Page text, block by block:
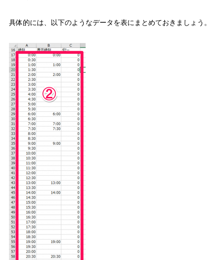
具体的には、以下のようなデータを表にまとめておきましょう。